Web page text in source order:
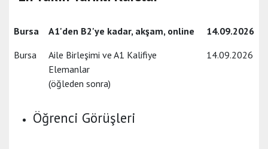
Bursa A1'den B2'ye kadar, akşam, online
14.09.2026
Bursa
Aile Birleşimi ve A1 Kalifiye
Elemanlar
(öğleden sonra)
14.09.2026
Öğrenci Görüşleri